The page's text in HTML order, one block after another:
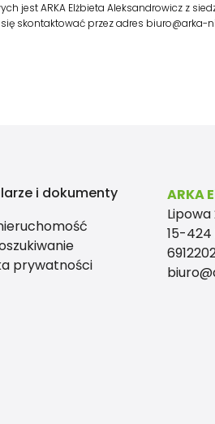
jest ARKA Elżbieta Aleksandrowicz z
skontaktować przez adres biuro@arka-
i dokumenty
prywatności
ARKA
Lipowa
15-424